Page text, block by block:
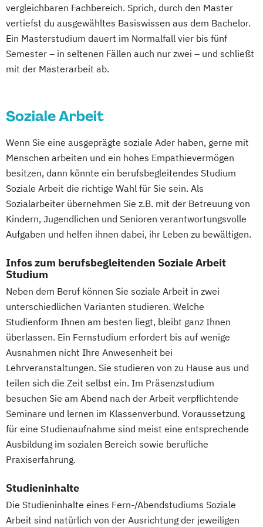
Gesundheits- und Pflegepädagogik
Gesundheitsmanagement
Gesundheitspsychologie
Growth Hacking (DE/EN)
Heilpädagogik
Heilpädagogik und Inklusion
Heilpädagogik/Inklusionspädagogik
Hotelmanagement (DE/EN)
IT-Management
Immobilienmanagement
Immobilienmanagement für
Immobilienwirtschaft Informatik
Information Technology Management
(DE/EN)
Innovation and Entrepreneurship (DE/EN)
International Healthcare Management
International Management (DE/EN)
Internationales Marketing
Journalismus und digitale Kommunikation
Kindheitspädagogik
Kindheitspädagogik für Erzieher:innen
Kommunikationsdesign
Kommunikationspsychologie
Leitungshandeln in der Pädagogik
Logistikmanagement Logopädie
Naturheilkunde und komplementäre
Heilverfahren
Osteopathie i.V.
Physician Assistant
Psychologie mit Schwerpunkt Klinische
Psychologie und Psychologisches
Empowerment
Psychosoziale Beratung in Sozialer Arbeit
Sicherheitsmanagement
Soziale Arbeit
Sozialmanagement
Wirtschaftsinformatik
Wirtschaftsingenieurwesen (Teilzeit und
Vollzeit)
Wirtschaftsingenieurwesen mit
Schwerpunkt Nachhaltigkeit
Wirtschaftspsychologie mit Schwerpunkt
Digitalisierung
Wirtschaftsrecht
Wirtschaftsrecht mit internationalen
Aspekten
Kindheits- und Sozialwissenschaften
Leadership Logistikmanagement
Marketingmanagement Maschinenbau
Mechatronik Produktionsmanagement
Pädagogik der Frühen Kindheit
Soziale Arbeit (BASA-online)
Soziale Arbeit (SA-P)
Sportmanagement
Unternehmensführung/
Finanzmanagement
Wirtschaftsmathematik
vergleichbaren Fachbereich. Sprich, durch den Master
vertiefst du ausgewähltes Basiswissen aus dem Bachelor.
Ein Masterstudium dauert im Normalfall vier bis fünf
Semester – in seltenen Fällen auch nur zwei – und schließt
mit der Masterarbeit ab.
Soziale Arbeit
Wenn Sie eine ausgeprägte soziale Ader haben, gerne mit
Menschen arbeiten und ein hohes Empathievermögen
besitzen, dann könnte ein berufsbegleitendes Studium
Soziale Arbeit die richtige Wahl für Sie sein. Als
Sozialarbeiter übernehmen Sie z.B. mit der Betreuung von
Kindern, Jugendlichen und Senioren verantwortungsvolle
Aufgaben und helfen ihnen dabei, ihr Leben zu bewältigen.
Infos zum berufsbegleitenden Soziale Arbeit
Studium
Neben dem Beruf können Sie soziale Arbeit in zwei
unterschiedlichen Varianten studieren. Welche
Studienform Ihnen am besten liegt, bleibt ganz Ihnen
überlassen. Ein Fernstudium erfordert bis auf wenige
Ausnahmen nicht Ihre Anwesenheit bei
Lehrveranstaltungen. Sie studieren von zu Hause aus und
teilen sich die Zeit selbst ein. Im Präsenzstudium
besuchen Sie am Abend nach der Arbeit verpflichtende
Seminare und lernen im Klassenverbund. Voraussetzung
für eine Studienaufnahme sind meist eine entsprechende
Ausbildung im sozialen Bereich sowie berufliche
Praxiserfahrung.
Studieninhalte
Die Studieninhalte eines Fern-/Abendstudiums Soziale
Arbeit sind natürlich von der Ausrichtung der jeweiligen